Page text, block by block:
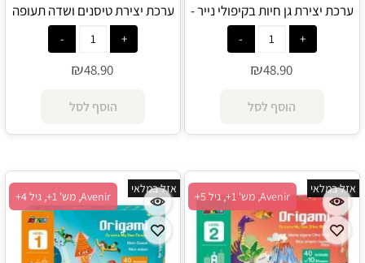
ערכת יצירת גן חיות בקיפולי נייר -
Avenir
₪48.90
הוסף לסל
ערכת יצירת טיסנים ושדה תעופה
בקיפולי נייר - Avenir
₪48.90
הוסף לסל
Avenir, מש' 1+, גיל 5+
אזל במלאי
Avenir, מש' 1+, גיל 4+
אזל במלאי